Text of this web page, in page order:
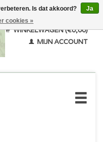
WINKELWAGEN (€0,00)
MIJN ACCOUNT
Is dat akkoord?
Ja
cookies »